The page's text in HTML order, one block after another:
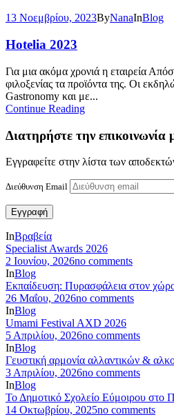
13 Νοεμβρίου, 2023ByNanaInBlog
Hotelia 2023
Για μια ακόμα χρονιά η εταιρεία
φιλοξενίας τα προϊόντα της. Οι
Gastronomy και με...
Continue Reading
Διατηρήστε την επικοινωνία
Εγγραφείτε στην λίστα των
Διεύθυνση Email
InΒραβεία
Specialist Awards 2026
2 Ιουνίου, 2026no comments
InBlog
Εκπαίδευση: Πυρασφάλεια στον
26 Μαΐου, 2026no comments
InBlog
Umami Festival AXD 2026
5 Απριλίου, 2026no comments
InBlog
Γευστική αρμονία αλλαντικών &
3 Απριλίου, 2026no comments
InBlog
Το Δημοτικό Σχολείο Εύμοιρου στο
14 Οκτωβρίου, 2025no comments